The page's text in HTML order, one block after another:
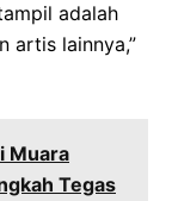
adalah
artis lainnya,”
Muara
Tegas